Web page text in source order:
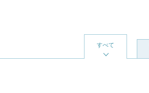
すべて